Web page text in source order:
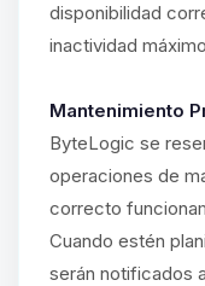
disponibilidad
inactividad
Mantenimiento
ByteLogic se
operaciones de
correcto
Cuando estén
serán notificados